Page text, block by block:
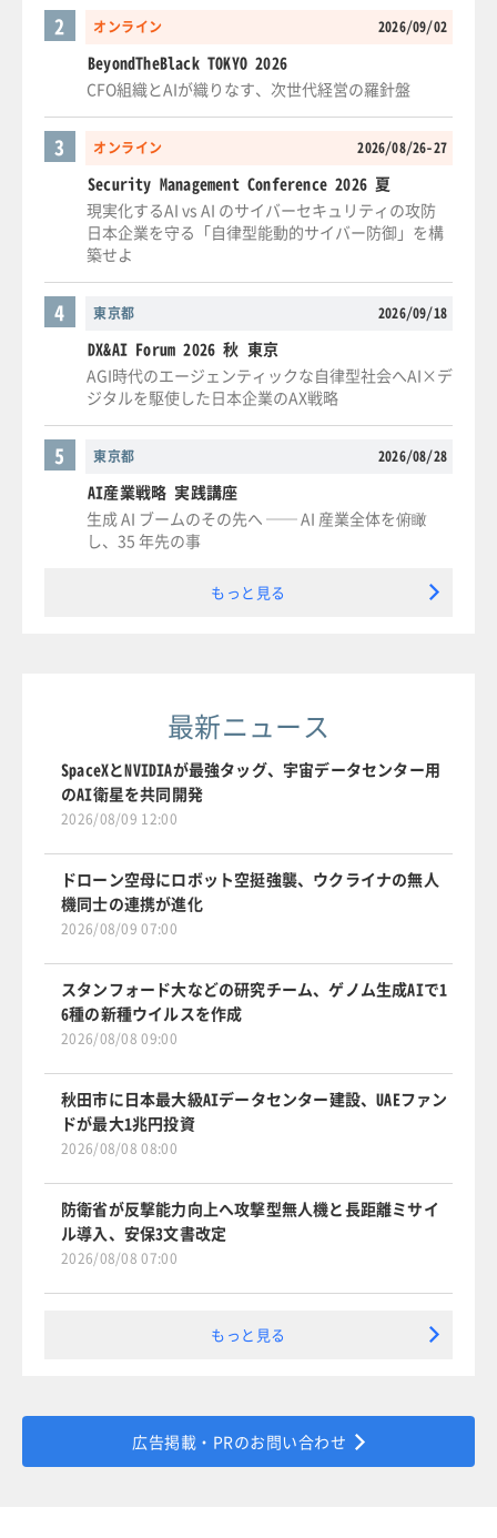
オンライン 2026/09/02
2
BeyondTheBlack TOKYO 2026
CFO組織とAIが織りなす、次世代経営の羅針盤
オンライン 2026/08/26-27
3
Security Management Conference 2026 夏
現実化するAI vs AI のサイバーセキュリティの攻防
日本企業を守る「自律型能動的サイバー防御」を構
築せよ
東京都 2026/09/18
4
DX&AI Forum 2026 秋 東京
AGI時代のエージェンティックな自律型社会へAI×デ
ジタルを駆使した日本企業のAX戦略
東京都 2026/08/28
5
AI産業戦略 実践講座
生成 AI ブームのその先へ ── AI 産業全体を俯瞰
し、35 年先の事
もっと見る
最新ニュース
SpaceXとNVIDIAが最強タッグ、宇宙データセンター用
のAI衛星を共同開発
2026/08/09 12:00
ドローン空母にロボット空挺強襲、ウクライナの無人
機同士の連携が進化
2026/08/09 07:00
スタンフォード大などの研究チーム、ゲノム生成AIで1
6種の新種ウイルスを作成
2026/08/08 09:00
秋田市に日本最大級AIデータセンター建設、UAEファン
ドが最大1兆円投資
2026/08/08 08:00
防衛省が反撃能力向上へ攻撃型無人機と長距離ミサイ
ル導入、安保3文書改定
2026/08/08 07:00
もっと見る
広告掲載・PRのお問い合わせ